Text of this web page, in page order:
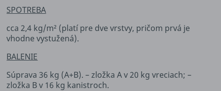
SPOTREBA
cca 2,4 kg/m² (platí pre dve vrstvy, pričom prvá je
vhodne vystužená).
BALENIE
Súprava 36 kg (A+B). – zložka A v 20 kg vreciach; –
zložka B v 16 kg kanistroch.